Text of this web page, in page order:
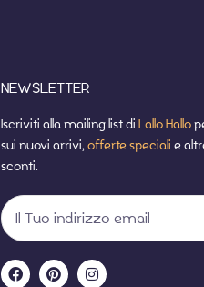
NEWSLETTER
Iscriviti alla mailing list di Lallo Hallo
sui nuovi arrivi,offerte speciali e
sconti.